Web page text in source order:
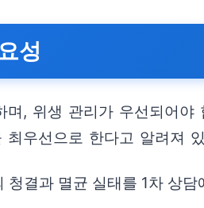
성
, 위생 관리가 우선되어
우선으로 한다고 알려져
결과 멸균 실태를 1차 상담